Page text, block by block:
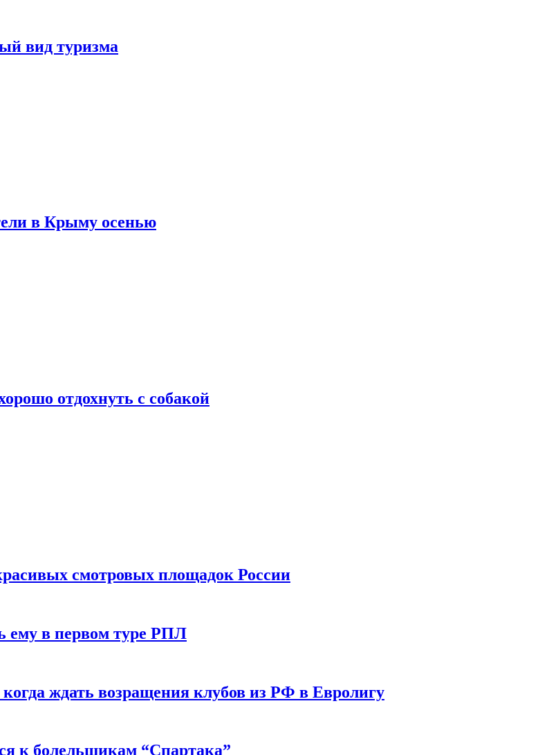
вид туризма
в Крыму осенью
отдохнуть с собакой
смотровых площадок России
ему в первом туре РПЛ
ждать возращения клубов из РФ в Евролигу
к болельщикам “Спартака”